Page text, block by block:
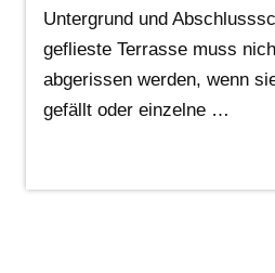
Untergrund und
geflieste Terrasse muss
abgerissen werden, wenn
gefällt oder einzelne …